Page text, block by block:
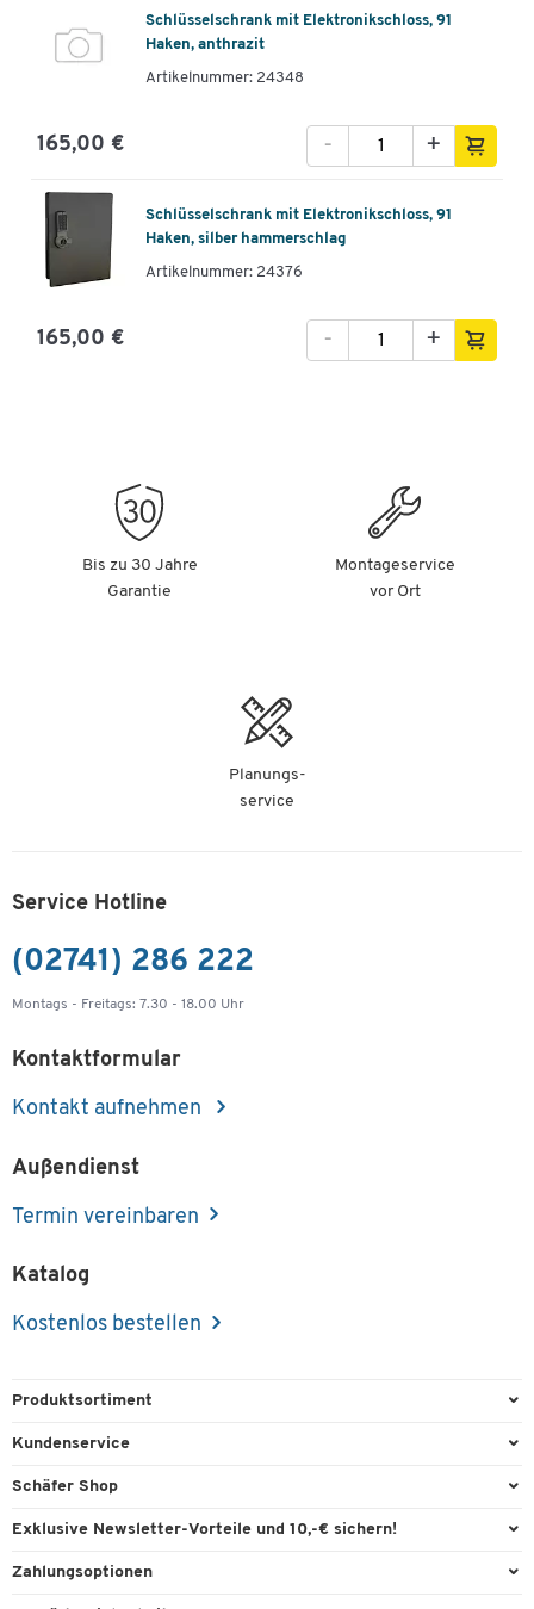
Schlüsselschrank mit Elektronikschloss, 91
Haken, anthrazit
Artikelnummer: 24348
165,00 € +
-
Schlüsselschrank mit Elektronikschloss, 91
Haken, silber hammerschlag
Artikelnummer: 24376
165,00 € +
-
Bis zu 30 Jahre
Garantie
Montageservice
vor Ort
Planungs-
service
Service Hotline
(02741) 286 222
Montags - Freitags: 7.30 - 18.00 Uhr
Kontaktformular
Kontakt aufnehmen
Außendienst
Termin vereinbaren
Katalog
Kostenlos bestellen
Produktsortiment
Büroausstattung
Reinigung & Hygiene
Kundenservice
Direktbestellung
Kontaktformulare
Schäfer Shop
Services & Leistungen
Exklusive Newsletter-Vorteile und 10,-€ sichern!
Willkommensgutschein
Zahlungsoptionen